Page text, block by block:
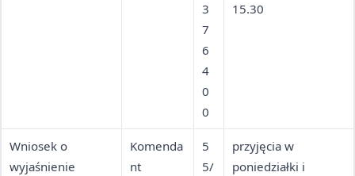
3
7
6
4
0
0
15.30
Wniosek o
wyjaśnienie
Komenda
nt
5
5/
przyjęcia w
poniedziałki i